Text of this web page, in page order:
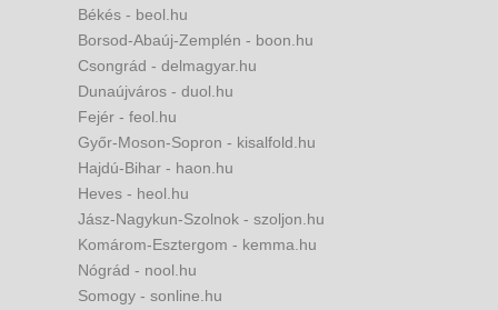
Békés - beol.hu
Borsod-Abaúj-Zemplén - boon.hu
Csongrád - delmagyar.hu
Dunaújváros - duol.hu
Fejér - feol.hu
Győr-Moson-Sopron - kisalfold.hu
Hajdú-Bihar - haon.hu
Heves - heol.hu
Jász-Nagykun-Szolnok - szoljon.hu
Komárom-Esztergom - kemma.hu
Nógrád - nool.hu
Somogy - sonline.hu